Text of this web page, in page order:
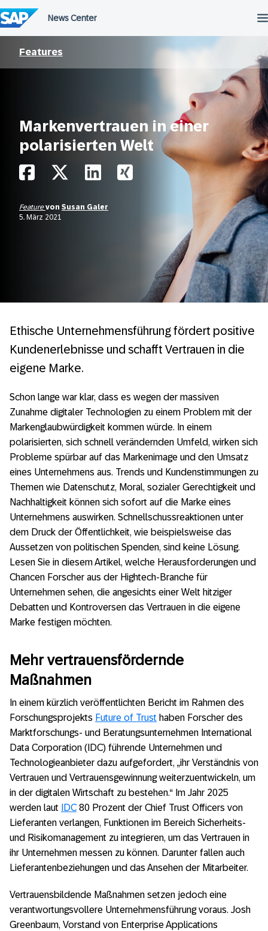
Features
Markenvertrauen in einer
polarisierten Welt
Featurevon Susan Galer
5. März 2021
Ethische Unternehmensführung fördert positive
Kundenerlebnisse und schafft Vertrauen in die
eigene Marke.
Schon lange war klar, dass es wegen der massiven
Zunahme digitaler Technologien zu einem Problem mit der
Markenglaubwürdigkeit kommen würde. In einem
polarisierten, sich schnell verändernden Umfeld, wirken sich
Probleme spürbar auf das Markenimage und den Umsatz
eines Unternehmens aus. Trends und Kundenstimmungen zu
Themen wie Datenschutz, Moral, sozialer Gerechtigkeit und
Nachhaltigkeit können sich sofort auf die Marke eines
Unternehmens auswirken. Schnellschussreaktionen unter
dem Druck der Öffentlichkeit, wie beispielsweise das
Aussetzen von politischen Spenden, sind keine Lösung.
Lesen Sie in diesem Artikel, welche Herausforderungen und
Chancen Forscher aus der Hightech-Branche für
Unternehmen sehen, die angesichts einer Welt hitziger
Debatten und Kontroversen das Vertrauen in die eigene
Marke festigen möchten.
Mehr vertrauensfördernde
Maßnahmen
In einem kürzlich veröffentlichten Bericht im Rahmen des
Forschungsprojekts Future of Trust haben Forscher des
Marktforschungs- und Beratungsunternehmen International
Data Corporation (IDC) führende Unternehmen und
Technologieanbieter dazu aufgefordert, „ihr Verständnis von
Vertrauen und Vertrauensgewinnung weiterzuentwickeln, um
in der digitalen Wirtschaft zu bestehen.“ Im Jahr 2025
werden laut
IDC 80 Prozent der Chief Trust Officers von
Lieferanten verlangen, Funktionen im Bereich Sicherheits-
und Risikomanagement zu integrieren, um das Vertrauen in
ihr Unternehmen messen zu können. Darunter fallen auch
Lieferantenbeziehungen und das Ansehen der Mitarbeiter.
Vertrauensbildende Maßnahmen setzen jedoch eine
verantwortungsvollere Unternehmensführung voraus. Josh
Greenbaum, Vorstand von Enterprise Applications